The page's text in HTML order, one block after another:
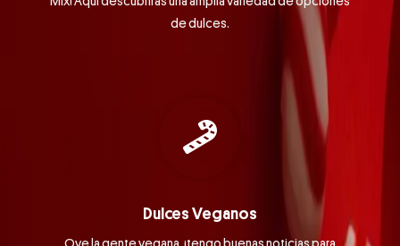
de dulces.
Dulces Veganos
Oye la gente vegana, ¡tengo buenas noticias para